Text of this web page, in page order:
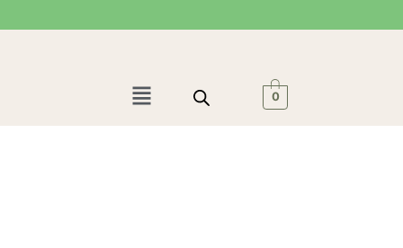
para
Menu 0